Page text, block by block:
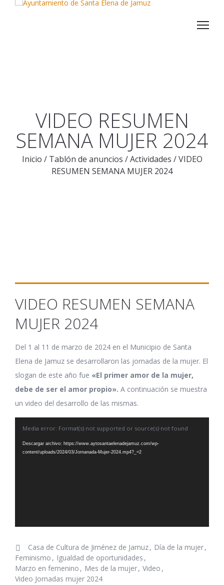
VIDEO RESUMEN
SEMANA MUJER 2024
Inicio / Tablón de anuncios / Actividades /VIDEO
RESUMEN SEMANA MUJER 2024
VIDEO RESUMEN SEMANA
MUJER 2024
Del 1 al 11 de marzo de 2024 en el Municipio de Santa
Elena de Jamuz se desarrollaron las jornadas de la mujer. El
slogan de este año fue «El primer amor de la mujer,
debe de ser el amor propio». A continuación se muestra
un video del desarrollo de las mismas.
vídeo
Media error: Format(s) not supported or source(s) not found
Descargar archivo: https://www.aytosantaelenadejamuz.com/wp-
content/uploads/2024/03/Jornanada-Mujer-2024.mp4?_=2
Casa de Cultura de Jiménez de Jamuz
Día de la mujer
Feminismo
Igualdad de oportunidades
Marzo en femenino
Mes de la mujer Video
Video Jornadas mujer 2024